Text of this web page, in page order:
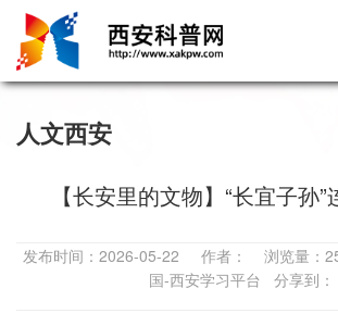
人文西安
【长安里的文物】“长宜子孙
发布时间：2026-05-22 作者： 浏览量：
国-西安学习平台 分享到：